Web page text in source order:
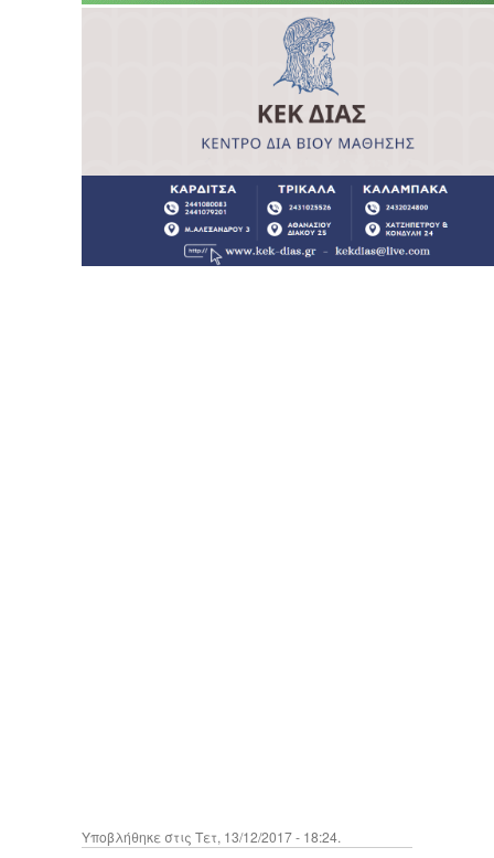
Υποβλήθηκε στις Τετ, 13/12/2017 - 18:24.